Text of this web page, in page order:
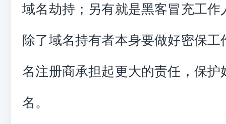
域名劫持；另有就是黑客冒充工作
除了域名持有者本身要做好密保工
名注册商承担起更大的责任，保护
名。